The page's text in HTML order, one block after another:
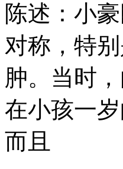
陈述：小
对称，特
肿。当时
在小孩一
而且